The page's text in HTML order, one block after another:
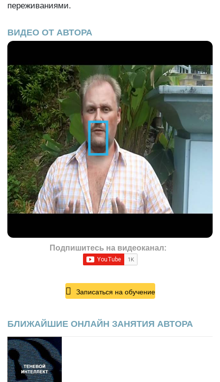
переживаниями.
ВИДЕО ОТ АВТОРА
Подпишитесь на видеоканал:
Записаться на обучение
БЛИЖАЙШИЕ ОНЛАЙН ЗАНЯТИЯ АВТОРА